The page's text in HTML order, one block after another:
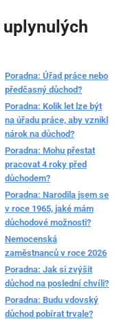
Poradna: Úřad práce nebo
předčasný důchod?
Poradna: Kolik let lze být
na úřadu práce, aby vznikl
nárok na důchod?
Poradna: Mohu přestat
pracovat 4 roky před
důchodem?
Poradna: Narodila jsem se
v roce 1965, jaké mám
důchodové možnosti?
Nemocenská
zaměstnanců v roce 2026
Poradna: Jak si zvýšit
důchod na poslední chvíli?
Poradna: Budu vdovský
důchod pobírat trvale?